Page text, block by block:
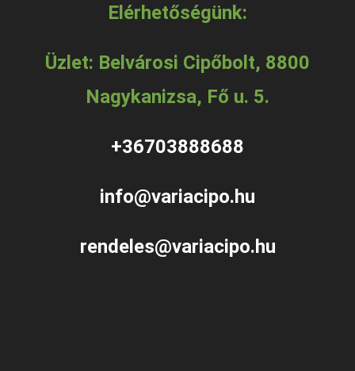
Elérhetőségünk:
Üzlet: Belvárosi Cipőbolt, 8800
Nagykanizsa, Fő u. 5.
+36703888688
info@variacipo.hu
rendeles@variacipo.hu